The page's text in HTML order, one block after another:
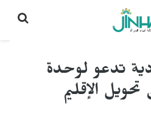
تدعو لوحدة
الإقليم